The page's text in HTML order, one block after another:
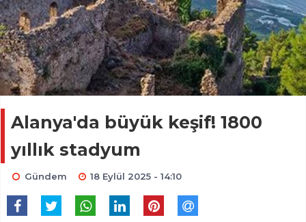
Alanya'da büyük keşif! 1800
yıllık stadyum
Gündem 18 Eylül 2025 - 14:10